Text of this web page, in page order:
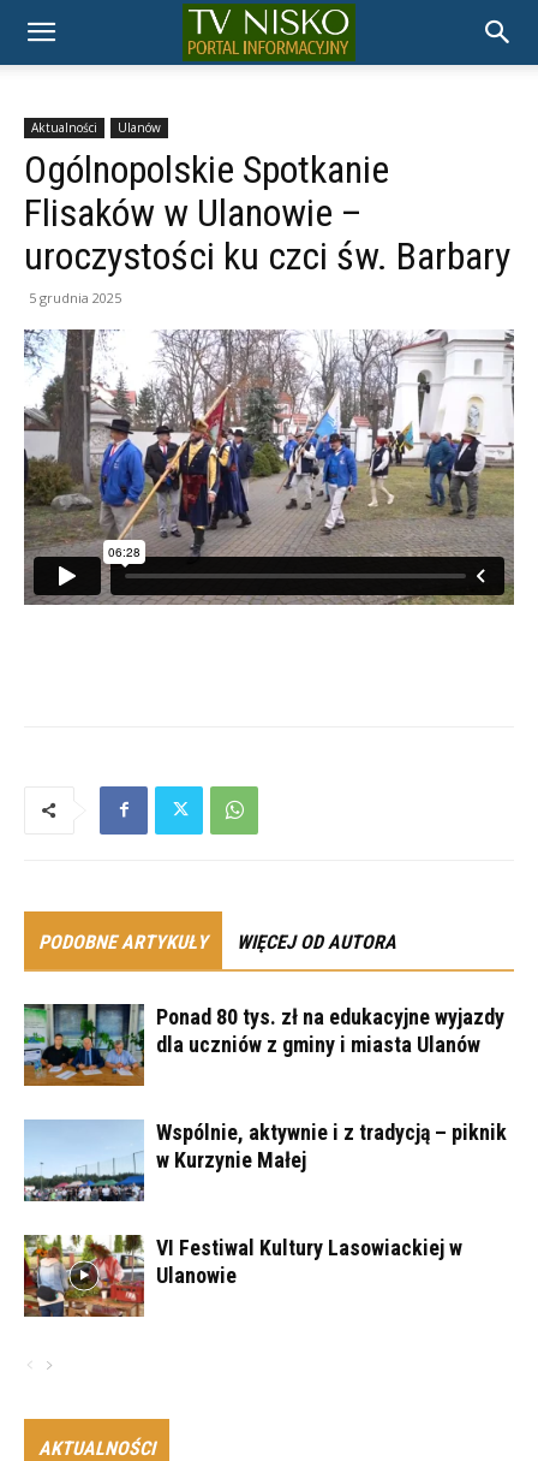
TELEWIZJA
NISKO
Aktualności Ulanów
Ogólnopolskie Spotkanie
Flisaków w Ulanowie –
uroczystości ku czci św. Barbary
5 grudnia 2025
PODOBNE ARTYKUŁY WIĘCEJ OD AUTORA
Ponad 80 tys. zł na edukacyjne wyjazdy
dla uczniów z gminy i miasta Ulanów
Wspólnie, aktywnie i z tradycją – piknik
w Kurzynie Małej
VI Festiwal Kultury Lasowiackiej w
Ulanowie
AKTUALNOŚCI